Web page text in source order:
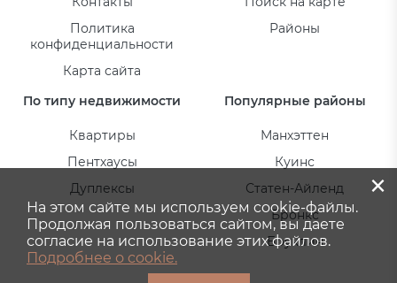
Политика
конфиденциальности
Карта сайта
Районы
По типу недвижимости
Квартиры
Пентхаусы
Дуплексы
Популярные районы
Манхэттен
Куинс
Статен-Айленд
Бронкс
Бруклин
×
На этом сайте мы используем cookie-файлы.
Продолжая пользоваться сайтом, вы даете
согласие на использование этих файлов.
Подробнее о cookie.